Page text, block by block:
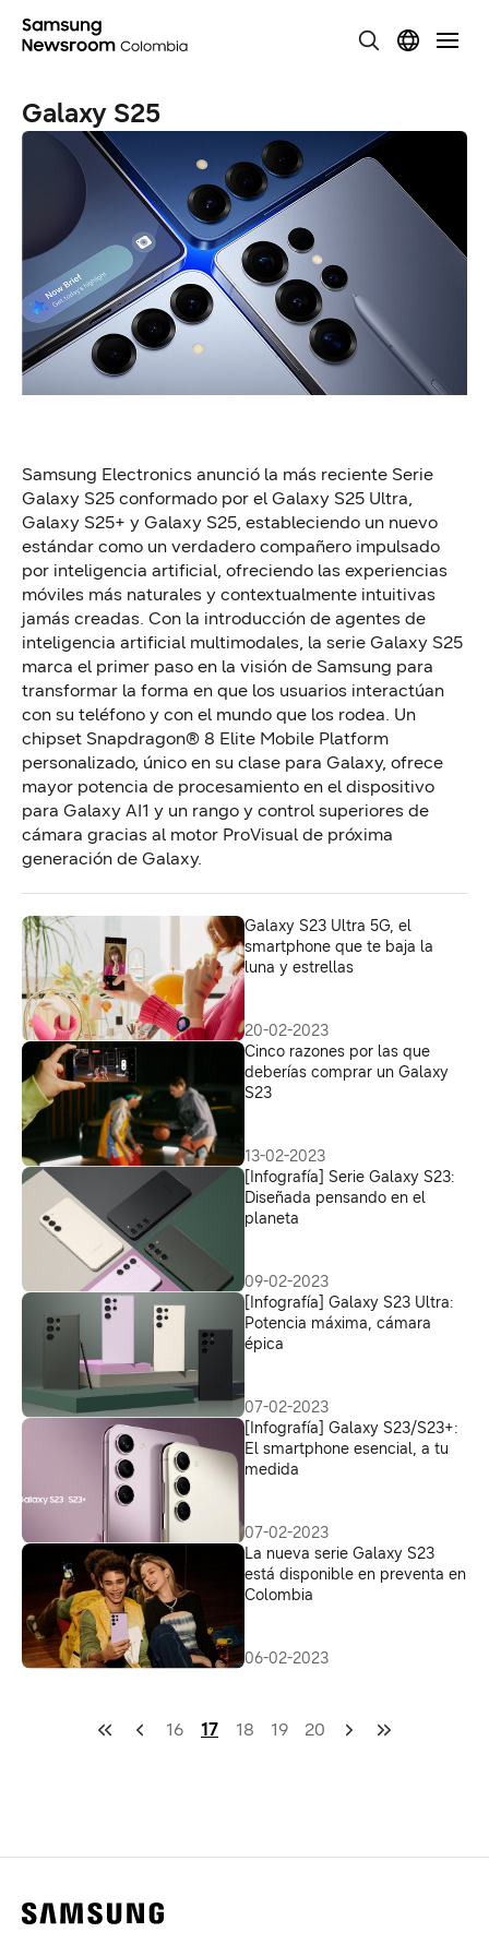
Galaxy S25
Samsung Electronics anunció la más reciente Serie
Galaxy S25 conformado por el Galaxy S25 Ultra,
Galaxy S25+ y Galaxy S25, estableciendo un nuevo
estándar como un verdadero compañero impulsado
por inteligencia artificial, ofreciendo las experiencias
móviles más naturales y contextualmente intuitivas
jamás creadas. Con la introducción de agentes de
inteligencia artificial multimodales, la serie Galaxy S25
marca el primer paso en la visión de Samsung para
transformar la forma en que los usuarios interactúan
con su teléfono y con el mundo que los rodea. Un
chipset Snapdragon® 8 Elite Mobile Platform
personalizado, único en su clase para Galaxy, ofrece
mayor potencia de procesamiento en el dispositivo
para Galaxy AI1 y un rango y control superiores de
cámara gracias al motor ProVisual de próxima
generación de Galaxy.
Galaxy S23 Ultra 5G, el
smartphone que te baja la
luna y estrellas
20-02-2023
Cinco razones por las que
deberías comprar un Galaxy
S23
13-02-2023
[Infografía] Serie Galaxy S23:
Diseñada pensando en el
planeta
09-02-2023
[Infografía] Galaxy S23 Ultra:
Potencia máxima, cámara
épica
07-02-2023
[Infografía] Galaxy S23/S23+:
El smartphone esencial, a tu
medida
07-02-2023
La nueva serie Galaxy S23
está disponible en preventa en
Colombia
06-02-2023
16 17 18 19 20